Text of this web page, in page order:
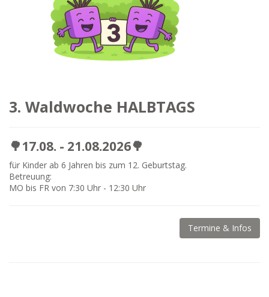
3. Waldwoche HALBTAGS
🌳17.08. - 21.08.2026🌳
für Kinder ab 6 Jahren bis zum 12. Geburtstag.
Betreuung:
MO bis FR von 7:30 Uhr - 12:30 Uhr
Termine & Infos